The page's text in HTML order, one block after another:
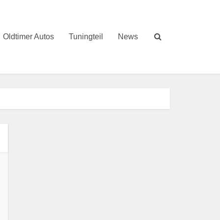
Oldtimer Autos Tuningteil News